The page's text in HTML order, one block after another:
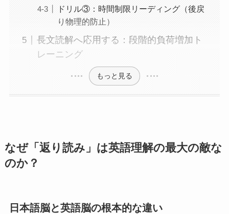
ドリル③：時間制限リーディング（後戻
り物理的防止）
長文読解へ応用する：段階的負荷増加ト
レーニング
もっと見る
なぜ「返り読み」は英語理解の最大の敵な
のか？
日本語脳と英語脳の根本的な違い